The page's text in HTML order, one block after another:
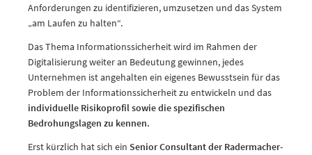
Anforderungen zu identifizieren, umzusetzen und das System
„am Laufen zu halten“.
Das Thema Informationssicherheit wird im Rahmen der
Digitalisierung weiter an Bedeutung gewinnen, jedes
Unternehmen ist angehalten ein eigenes Bewusstsein für das
Problem der Informationssicherheit zu entwickeln und das
individuelle Risikoprofil sowie die spezifischen
Bedrohungslagen zu kennen.
Erst kürzlich hat sich ein Senior Consultant der Radermacher-